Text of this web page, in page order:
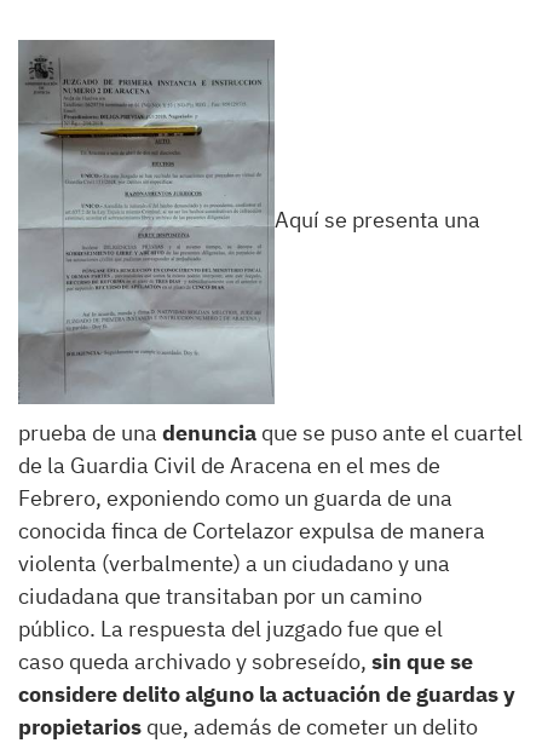
Aquí se presenta una
prueba de una denuncia que se puso ante el cuartel
de la Guardia Civil de Aracena en el mes de
Febrero, exponiendo como un guarda de una
conocida finca de Cortelazor expulsa de manera
violenta (verbalmente) a un ciudadano y una
ciudadana que transitaban por un camino
público. La respuesta del juzgado fue que el
caso queda archivado y sobreseído, sin que se
considere delito alguno la actuación de guardas y
propietarios que, además de cometer un delito